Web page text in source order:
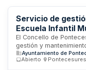
Servicio de
Escuela Infantil
años - Concello
El Concello de
gestión y
destinada a menores
prestación educativa,
Ayuntamiento de
Abierto
Pontecesures